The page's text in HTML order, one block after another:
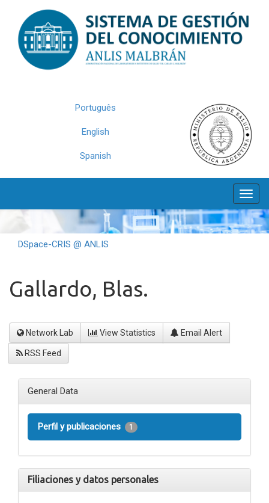
navigation
Português
English
Spanish
DSpace-CRIS @ ANLIS
Gallardo, Blas.
Network Lab View Statistics Email Alert
RSS Feed
General Data
Perfil y publicaciones 1
Filiaciones y datos personales